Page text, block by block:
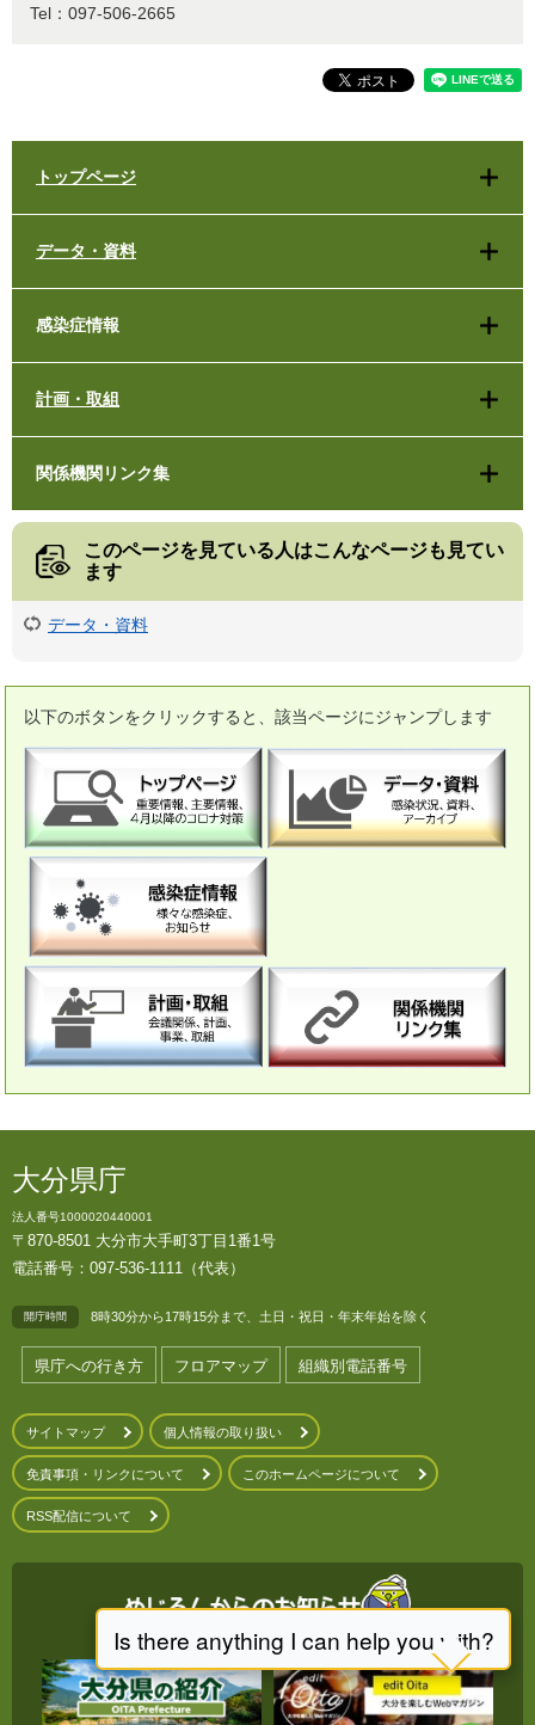
Tel：097-506-2665
トップページ
データ・資料
感染症情報
計画・取組
関係機関リンク集
このページを見ている人はこんなページも見てい
ます
データ・資料
以下のボタンをクリックすると、該当ページにジャンプします
大分県庁
法人番号1000020440001
〒870-8501 大分市大手町3丁目1番1号
電話番号：097-536-1111（代表）
開庁時間 8時30分から17時15分まで、土日・祝日・年末年始を除く
県庁への行き方 フロアマップ 組織別電話番号
サイトマップ 個人情報の取り扱い
免責事項・リンクについて このホームページについて
RSS配信について